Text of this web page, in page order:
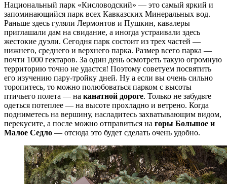
Национальный парк «Кисловодский» — это самый яркий и
запоминающийся парк всех Кавказских Минеральных вод.
Раньше здесь гуляли Лермонтов и Пушкин, кавалеры
приглашали дам на свидание, а иногда устраивали здесь
жестокие дуэли. Сегодня парк состоит из трех частей —
нижнего, среднего и верхнего парка. Размер всего парка —
почти 1000 гектаров. За один день осмотреть такую огромную
территорию точно не удастся! Поэтому советуем посвятить
его изучению пару-тройку дней. Ну а если вы очень сильно
торопитесь, то можно полюбоваться парком с высоты
птичьего полета — на канатной дороге. Только не забудьте
одеться потеплее — на высоте прохладно и ветрено. Когда
подниметесь на вершину, насладитесь захватывающим видом,
перекусите, а после можно отправиться на горы Большое и
Малое Седло — отсюда это будет сделать очень удобно.